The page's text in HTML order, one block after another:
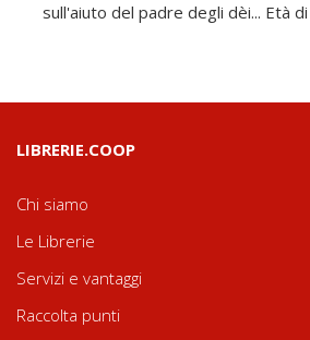
sull'aiuto del padre degli dèi... Età
LIBRERIE.COOP
Chi siamo
Le Librerie
Servizi e vantaggi
Raccolta punti